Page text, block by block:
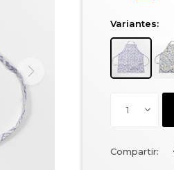
Variantes:
1